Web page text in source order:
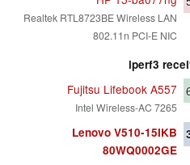
Realtek RTL8723BE Wireless LAN
802.11n PCI-E NIC
iperf3
Fujitsu Lifebook A557
Intel Wireless-AC 7265
Lenovo V510-15IKB
80WQ0002GE